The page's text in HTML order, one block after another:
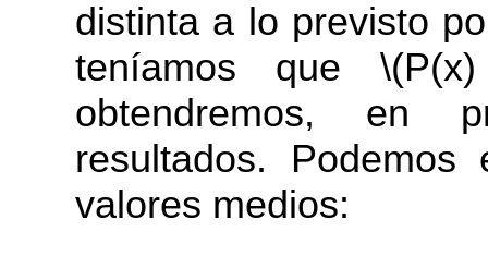
distinta a lo previsto
teníamos que
obtendremos, en
resultados.
valores medios: